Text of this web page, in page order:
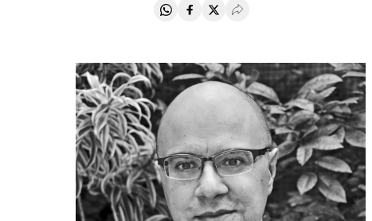
Compartir en Whatsapp
Compartir en Facebook
Compartir en Twitter
Desplegar Redes Sociales